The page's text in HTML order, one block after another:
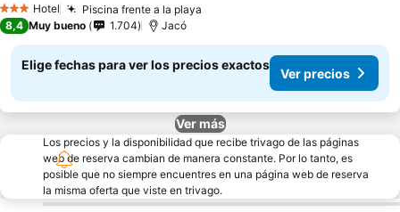
3 Estrellas
Hotel Piscina frente a la playa
8,4 Muy bueno 1.704 Jacó
Elige fechas para ver los precios exactos
Ver precios
Ver más
Los precios y la disponibilidad que recibe trivago de las páginas
web de reserva cambian de manera constante. Por lo tanto, es
posible que no siempre encuentres en una página web de reserva
la misma oferta que viste en trivago.